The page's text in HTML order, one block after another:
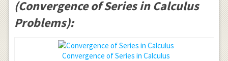
\underset{n \rightarrow
\infty}{\lim}
\left(\frac{u_n}
{v_{n}}\right)=\frac{1}
(Convergence of Series in Calculus
Problems):
Convergence of Series in Calculus